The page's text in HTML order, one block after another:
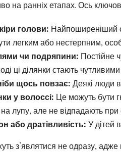
на ранніх етапах. Ось
голови: Найпоширеніший
легким або нестерпним,
чи подряпини: Постійне
ці ділянки стають
щось повзає: Деякі люди
у волоссі: Це можуть бути
лупу, але не відпадають при
або дратівливість: У дітей
з’являтися не одразу,